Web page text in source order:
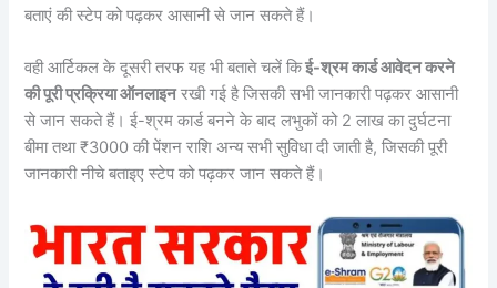
बताएं की स्टेप को पढ़कर आसानी से जान सकते हैं।
वही आर्टिकल के दूसरी तरफ यह भी बताते चलें किई-श्रम कार्ड आवेदन करने
की पूरी प्रक्रिया ऑनलाइनरखी गई है जिसकी सभी जानकारी पढ़कर आसानी
से जान सकते हैं। ई-श्रम कार्ड बनने के बाद लभुकों को 2 लाख का दुर्घटना
बीमा तथा ₹3000 की पेंशन राशि अन्य सभी सुविधा दी जाती है, जिसकी पूरी
जानकारी नीचे बताइए स्टेप को पढ़कर जान सकते हैं।